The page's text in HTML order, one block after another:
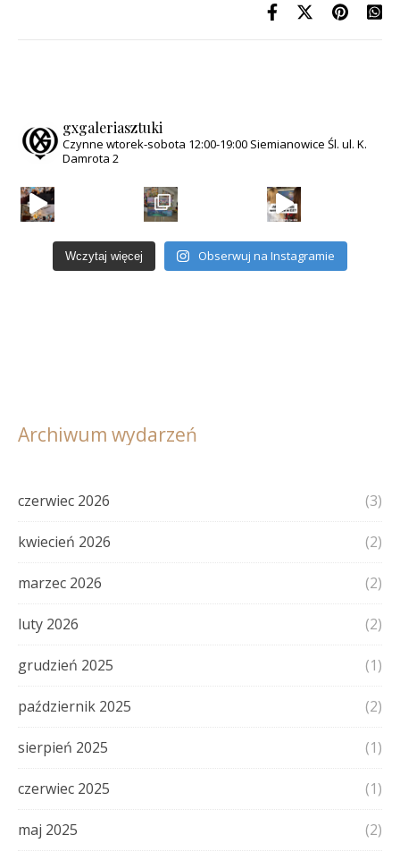
gxgaleriasztuki
Czynne wtorek-sobota 12:00-19:00 Siemianowice Śl. ul. K.
Damrota 2
Anioły na deskorolkach to opowieść o wolności, kt
Wczytaj więcej Obserwuj na Instagramie
Archiwum wydarzeń
czerwiec 2026 (3)
kwiecień 2026 (2)
marzec 2026 (2)
luty 2026 (2)
grudzień 2025 (1)
październik 2025 (2)
sierpień 2025 (1)
czerwiec 2025 (1)
maj 2025 (2)